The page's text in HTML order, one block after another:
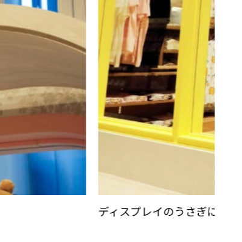
ディスプレイのうさぎにも